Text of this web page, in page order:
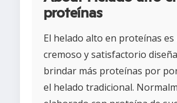
proteínas
El helado alto en proteínas
cremoso y satisfactorio
brindar más proteínas por
el helado tradicional.